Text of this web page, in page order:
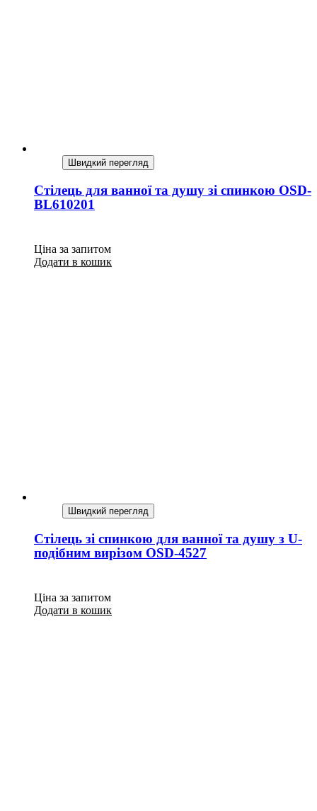
Швидкий перегляд
Стілець для ванної та душу зі спинкою OSD-
BL610201
Ціна за запитом
Додати в кошик
Швидкий перегляд
Стілець зі спинкою для ванної та душу з U-
подібним вирізом OSD-4527
Ціна за запитом
Додати в кошик